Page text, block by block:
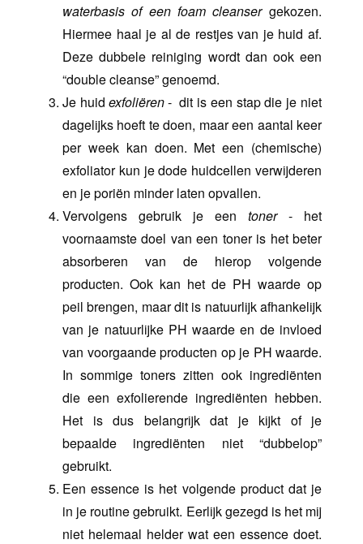
waterbasis of een foam cleansergekozen.
Hiermee haal je al de restjes van je huid af.
Deze dubbele reiniging wordt dan ook een
“double cleanse” genoemd.
Je huid exfoliëren- dit is een stap die je niet
dagelijks hoeft te doen, maar een aantal keer
per week kan doen. Met een (chemische)
exfoliator kun je dode huidcellen verwijderen
en je poriën minder laten opvallen.
Vervolgens gebruik je een toner- het
voornaamste doel van een toner is het beter
absorberen van de hierop volgende
producten. Ook kan het de PH waarde op
peil brengen, maar dit is natuurlijk afhankelijk
van je natuurlijke PH waarde en de invloed
van voorgaande producten op je PH waarde.
In sommige toners zitten ook ingrediënten
die een exfolierende ingrediënten hebben.
Het is dus belangrijk dat je kijkt of je
bepaalde ingrediënten niet “dubbelop”
gebruikt.
Een essence is het volgende product dat je
in je routine gebruikt. Eerlijk gezegd is het mij
niet helemaal helder wat een essence doet.